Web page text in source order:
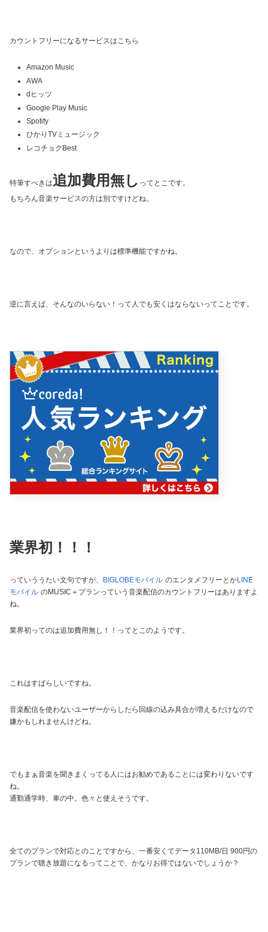
カウントフリーになるサービスはこちら
Amazon Music
AWA
dヒッツ
Google Play Music
Spotify
ひかりTVミュージック
レコチョクBest
特筆すべきは追加費用無し ってとこです。
もちろん音楽サービスの方は別ですけどね。
なので、オプションというよりは標準機能ですかね。
逆に言えば、そんなのいらない！って人でも安くはならないってことです。
業界初！！！
っていううたい文句ですが、 BIGLOBEモバイル のエンタメフリーとかLINE
モバイル のMUSIC＋プランっていう音楽配信のカウントフリーはありますよ
ね。
業界初ってのは追加費用無し！！ってとこのようです。
これはすばらしいですね。
音楽配信を使わないユーザーからしたら回線の込み具合が増えるだけなので
嫌かもしれませんけどね。
でもまぁ音楽を聞きまくってる人にはお勧めであることには変わりないです
ね。
通勤通学時、車の中。色々と使えそうです。
全てのプランで対応とのことですから、一番安くてデータ110MB/日 900円の
プランで聴き放題になるってことで、かなりお得ではないでしょうか？